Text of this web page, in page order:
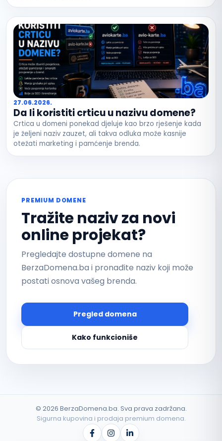
27.06.2026.
Da li koristiti crticu u nazivu domene?
Crtica u domeni ponekad djeluje kao brzo rješenje kada
je željeni naziv zauzet, ali takva odluka može kasnije
otežati marketing i pamćenje brenda.
PREMIUM DOMENE
Tražite naziv za novi
online projekat?
Pregledajte dostupne domene na
BerzaDomena.ba i pronađite naziv koji može
postati osnova vašeg brenda.
Pregled domena
Kako funkcioniše
© 2026 BerzaDomena.ba. Sva prava zadržana.
Sigurna kupovina i prodaja premium domena.